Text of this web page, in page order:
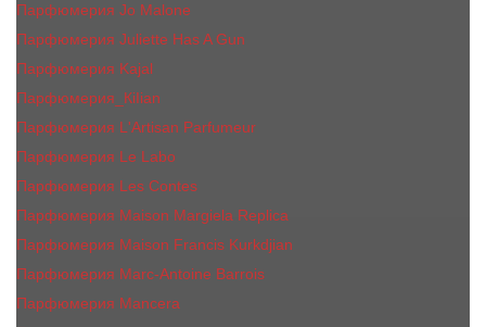
Парфюмерия Jо Malоnе
Парфюмерия Juliette Has A Gun
Парфюмерия Kajal
Парфюмерия_КiIiаn
Парфюмерия L'Artisan Parfumeur
Парфюмерия Le Labo
Парфюмерия Les Contes
Парфюмерия Maison Margiela Replica
Парфюмерия Maison Francis Kurkdjian
Парфюмерия Marc-Antoine Barrois
Парфюмерия Mancera